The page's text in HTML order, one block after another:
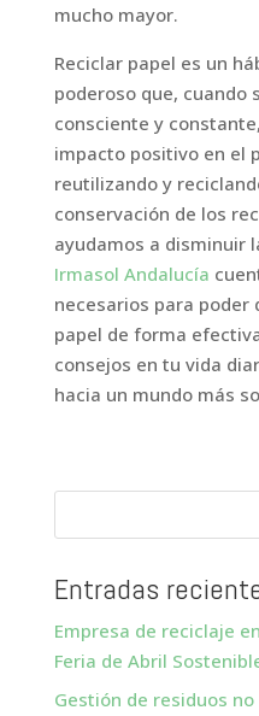
mucho mayor.
Reciclar papel es un
poderoso que, cuando
consciente y
impacto positivo en el
reutilizando y
conservación de los
ayudamos a disminuir
Irmasol Andalucía
necesarios para poder
papel de forma
consejos en tu vida
hacia un mundo más
Entradas
Empresa de reciclaje
Feria de Abril
Gestión de residuos